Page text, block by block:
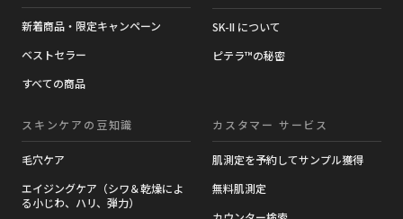
新着商品・限定キャンペーン
ベストセラー
すべての商品
SK-II について
ピテラ™の秘密
スキンケアの豆知識​
毛穴ケア
エイジングケア（シワ＆乾燥によ
る小じわ、ハリ、弾力）
カスタマー サービス
肌測定を予約してサンプル獲得
無料肌測定